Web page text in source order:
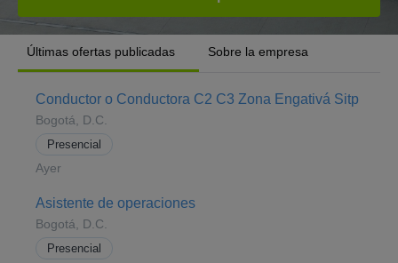
Últimas ofertas publicadas Sobre la empresa
Conductor o Conductora C2 C3 Zona Engativá Sitp
Bogotá, D.C.
Presencial
Ayer
Asistente de operaciones
Bogotá, D.C.
Presencial